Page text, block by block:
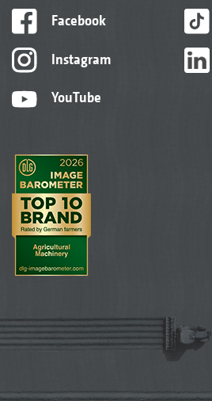
Facebook
Instagram
YouTube